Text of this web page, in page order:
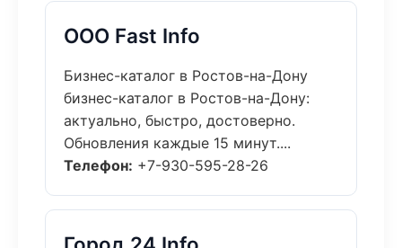
ООО Fast Info
Бизнес-каталог в Ростов-на-Дону
бизнес-каталог в Ростов-на-Дону:
актуально, быстро, достоверно.
Обновления каждые 15 минут....
Телефон: +7-930-595-28-26